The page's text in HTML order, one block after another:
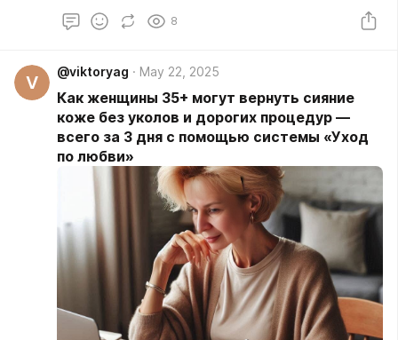
8
V
@viktoryag May 22, 2025
Как женщины 35+ могут вернуть сияние
коже без уколов и дорогих процедур —
всего за 3 дня с помощью системы «Уход
по любви»